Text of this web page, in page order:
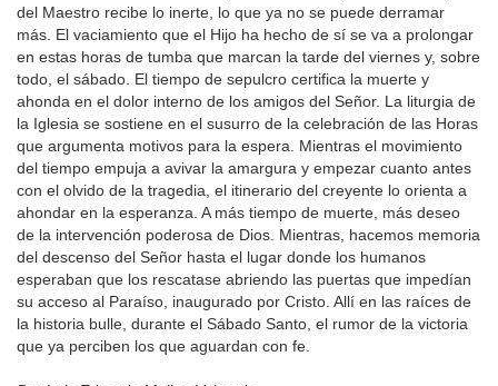
del Maestro recibe lo inerte, lo que ya no se puede derramar
más. El vaciamiento que el Hijo ha hecho de sí se va a prolongar
en estas horas de tumba que marcan la tarde del viernes y, sobre
todo, el sábado. El tiempo de sepulcro certifica la muerte y
ahonda en el dolor interno de los amigos del Señor. La liturgia de
la Iglesia se sostiene en el susurro de la celebración de las Horas
que argumenta motivos para la espera. Mientras el movimiento
del tiempo empuja a avivar la amargura y empezar cuanto antes
con el olvido de la tragedia, el itinerario del creyente lo orienta a
ahondar en la esperanza. A más tiempo de muerte, más deseo
de la intervención poderosa de Dios. Mientras, hacemos memoria
del descenso del Señor hasta el lugar donde los humanos
esperaban que los rescatase abriendo las puertas que impedían
su acceso al Paraíso, inaugurado por Cristo. Allí en las raíces de
la historia bulle, durante el Sábado Santo, el rumor de la victoria
que ya perciben los que aguardan con fe.